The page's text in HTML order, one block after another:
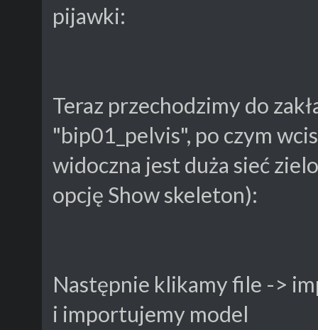
pijawki:
Teraz przechodzimy do
"bip01_pelvis", po czym
widoczna jest duża sieć
opcję Show skeleton):
Następnie klikamy file ->
i importujemy model